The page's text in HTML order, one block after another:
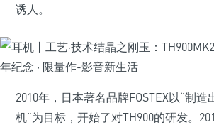
诱人。
2010年，日本著名品牌FOSTEX以“制
机”为目标，开始了对TH900的研发。